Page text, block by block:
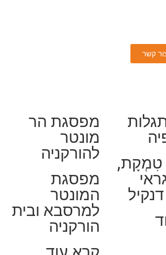
קשר
טִמְקָת,
מפסגת הר
מונטר
להורקניה
מפסגת
המונטר
למרסבא ובית
הורקניה